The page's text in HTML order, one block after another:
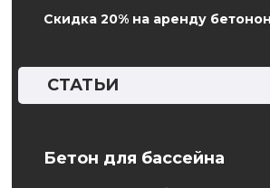
Скидка 20% на аренду
СТАТЬИ
Бетон для бассейна